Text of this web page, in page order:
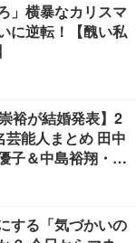
」横暴なカリスマ
に逆転！【醜い私
裕が結婚発表】2
能人まとめ 田中
子＆中島裕翔・川
する「気づかいの